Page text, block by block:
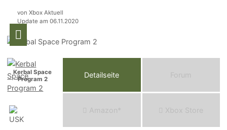
von Xbox Aktuell
Update am 06.11.2020
Kerbal Space
Program 2
Detailseite Forum
Ama o n* Xbox Store